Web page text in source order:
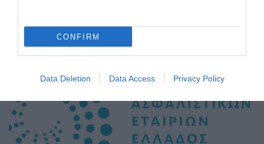
CONFIRM
Data Deletion Data Access Privacy Policy